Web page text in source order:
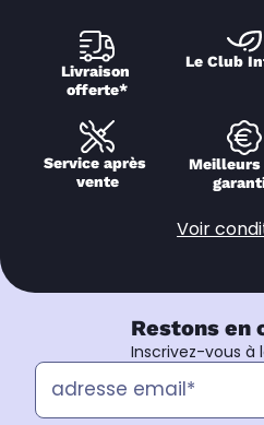
Livraison
offerte*
Le Club
Service après
vente
Voir
Restons en
Inscrivez-vous à